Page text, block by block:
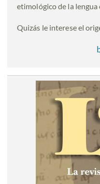
etimológico de la
Quizás le interese el